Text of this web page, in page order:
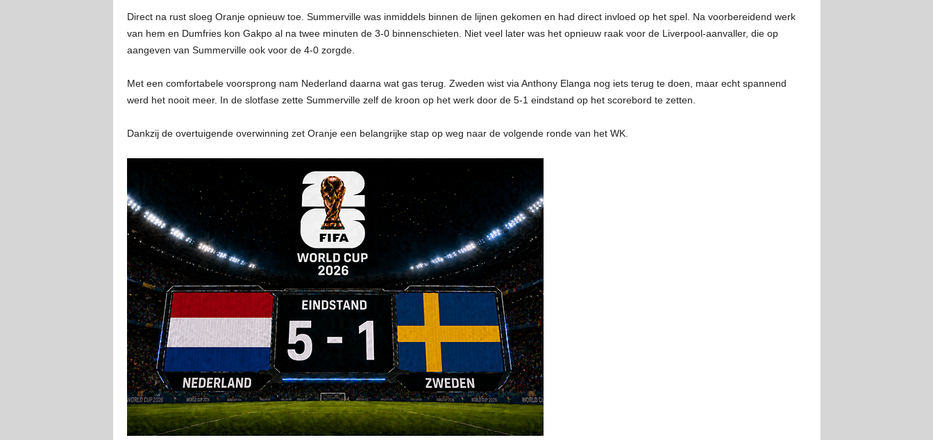
Direct na rust sloeg Oranje opnieuw toe. Summerville was inmiddels binnen de lijnen gekomen en had direct invloed op het spel. Na voorbereidend werk
van hem en Dumfries kon Gakpo al na twee minuten de 3-0 binnenschieten. Niet veel later was het opnieuw raak voor de Liverpool-aanvaller, die op
aangeven van Summerville ook voor de 4-0 zorgde.
Met een comfortabele voorsprong nam Nederland daarna wat gas terug. Zweden wist via Anthony Elanga nog iets terug te doen, maar echt spannend
werd het nooit meer. In de slotfase zette Summerville zelf de kroon op het werk door de 5-1 eindstand op het scorebord te zetten.
Dankzij de overtuigende overwinning zet Oranje een belangrijke stap op weg naar de volgende ronde van het WK.